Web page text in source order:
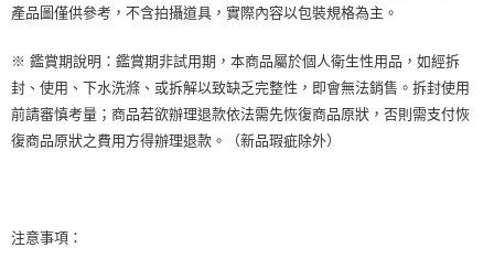
產品圖僅供參考，不含拍攝道具，實際內容以包裝規格為主。
※ 鑑賞期說明：鑑賞期非試用期，本商品屬於個人衛生性用品，如經拆
封、使用、下水洗滌、或拆解以致缺乏完整性，即會無法銷售。拆封使用
前請審慎考量；商品若欲辦理退款依法需先恢復商品原狀，否則需支付恢
復商品原狀之費用方得辦理退款。（新品瑕疵除外）
注意事項：